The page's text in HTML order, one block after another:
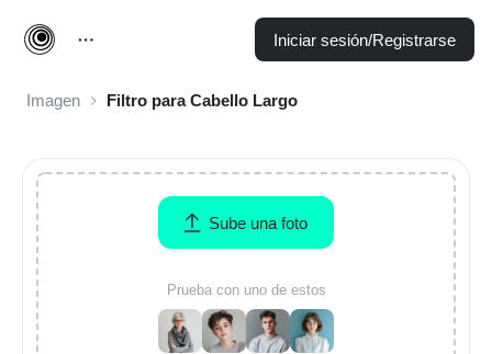
Iniciar sesión/Registrarse
Imagen Filtro para Cabello Largo
Sube una foto
Prueba con uno de estos